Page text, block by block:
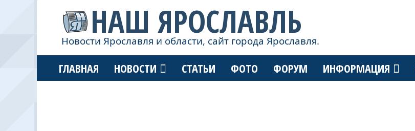
НАШ ЯРОСЛАВЛЬ
Новости Ярославля и области, сайт города Ярославля.
ГЛАВНАЯ НОВОСТИ СТАТЬИ ФОТО ФОРУМ ИНФОРМАЦИЯ